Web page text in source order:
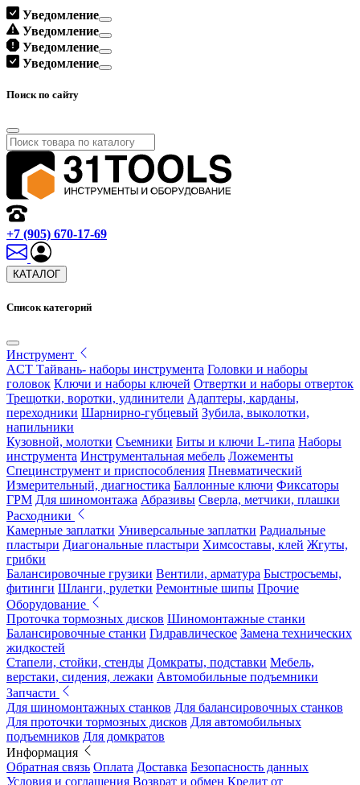
Уведомление
Уведомление
Уведомление
Уведомление
Поиск по сайту
+7 (905) 670-17-69
КАТАЛОГ
Список категорий
Инструмент
ACT Тайвань- наборы инструмента Головки и наборы
головок Ключи и наборы ключей Отвертки и наборы отверток
Трещотки, воротки, удлинители Адаптеры, карданы,
переходники Шарнирно-губцевый Зубила, выколотки,
напильники
Кузовной, молотки Съемники Биты и ключи L-типа Наборы
инструмента Инструментальная мебель Ложементы
Специнструмент и приспособления Пневматический
Измерительный, диагностика Баллонные ключи Фиксаторы
ГРМ Для шиномонтажа Абразивы Сверла, метчики, плашки
Расходники
Камерные заплатки Универсальные заплатки Радиальные
пластыри Диагональные пластыри Химсоставы, клей Жгуты,
грибки
Балансировочные грузики Вентили, арматура Быстросъемы,
фитинги Шланги, рулетки Ремонтные шипы Прочие
Оборудование
Проточка тормозных дисков Шиномонтажные станки
Балансировочные станки Гидравлическое Замена технических
жидкостей
Стапели, стойки, стенды Домкраты, подставки Мебель,
верстаки, сидения, лежаки Автомобильные подъемники
Запчасти
Для шиномонтажных станков Для балансировочных станков
Для проточки тормозных дисков Для автомобильных
подъемников Для домкратов
Информация
Обратная связь Оплата Доставка Безопасность данных
Условия и соглашения Возврат и обмен Кредит от